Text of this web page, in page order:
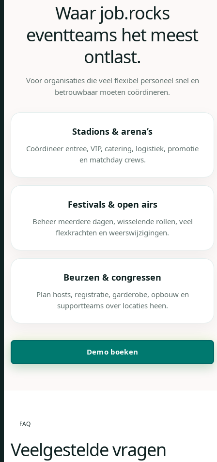
Waar job.rocks
eventteams het meest
ontlast.
Voor organisaties die veel flexibel personeel snel en
betrouwbaar moeten coördineren.
Stadions & arena’s
Coördineer entree, VIP, catering, logistiek, promotie
en matchday crews.
Festivals & open airs
Beheer meerdere dagen, wisselende rollen, veel
flexkrachten en weerswijzigingen.
Beurzen & congressen
Plan hosts, registratie, garderobe, opbouw en
supportteams over locaties heen.
Demo boeken
FAQ
Veelgestelde vragen